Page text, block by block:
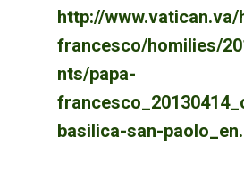
http://
francesco/homilies/
nts/papa-
basilica-san-